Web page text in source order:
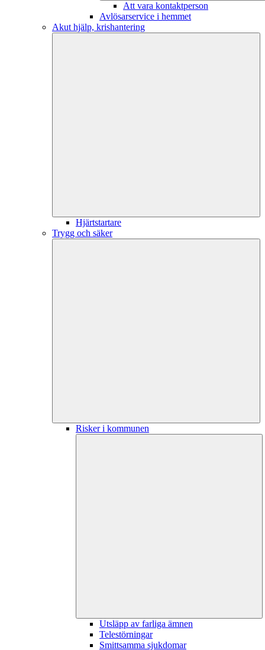
Att vara kontaktperson
Avlösarservice i hemmet
Akut hjälp, krishantering
Hjärtstartare
Trygg och säker
Risker i kommunen
Utsläpp av farliga ämnen
Telestörningar
Smittsamma sjukdomar